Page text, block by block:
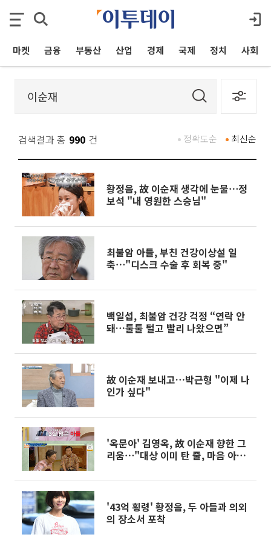
마켓 금융 부동산 산업 경제 국제 정치 사회
검색결과 총 990 건 최신순
정확도순
황정음, 故 이순재 생각에 눈물⋯정
보석 "내 영원한 스승님"
최불암 아들, 부친 건강이상설 일
축⋯"디스크 수술 후 회복 중"
백일섭, 최불암 건강 걱정 “연락 안
돼…툴툴 털고 빨리 나왔으면”
故 이순재 보내고…박근형 "이제 나
인가 싶다"
'옥문아' 김영옥, 故 이순재 향한 그
리움⋯"대상 이미 탄 줄, 마음 아팠
'43억 횡령' 황정음, 두 아들과 의외
의 장소서 포착